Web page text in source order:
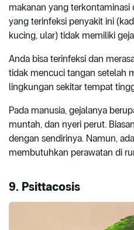
makanan yang
yang terinfeksi penyakit ini
kucing, ular) tidak memiliki
Anda bisa terinfeksi dan
tidak mencuci tangan setelah
lingkungan sekitar tempat
Pada manusia, gejalanya
muntah, dan nyeri perut.
dengan sendirinya. Namun,
membutuhkan perawatan di
9. Psittacosis